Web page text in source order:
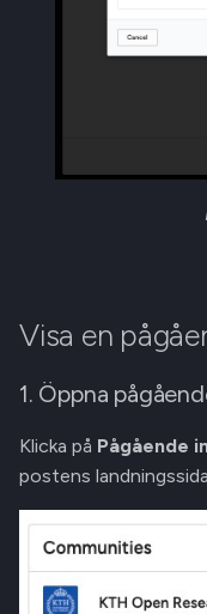
Visa en
1. Öppna
Klicka på Pågående
postens